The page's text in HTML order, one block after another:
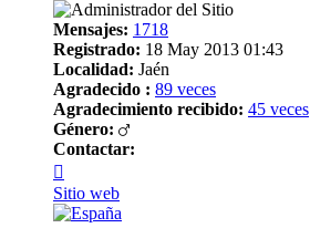
Mensajes: 1718
Registrado: 18 May 2013 01:43
Localidad: Jaén
Agradecido : 89 veces
Agradecimiento recibido: 45 veces
Género:
Contactar:
YoArnold83
Sitio web